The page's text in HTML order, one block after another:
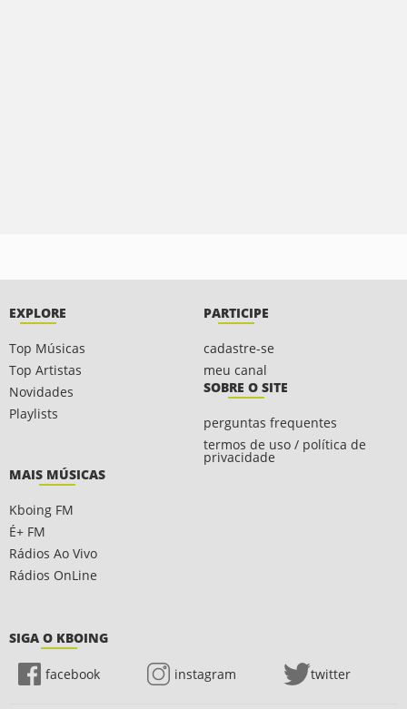
EXPLORE
Top Músicas
Top Artistas
Novidades
Playlists
PARTICIPE
cadastre-se
meu canal
SOBRE O SITE
perguntas frequentes
termos de uso / política de
privacidade
MAIS MÚSICAS
Kboing FM
É+ FM
Rádios Ao Vivo
Rádios OnLine
SIGA O KBOING
facebook instagram twitter